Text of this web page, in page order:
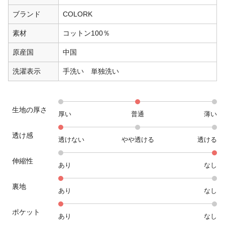
ブランド COLORK
素材 コットン100％
原産国 中国
洗濯表示 手洗い 単独洗い
生地の厚さ
厚い 普通 薄い
透け感
透けない やや透ける 透ける
伸縮性
あり なし
裏地
あり なし
ポケット
あり なし